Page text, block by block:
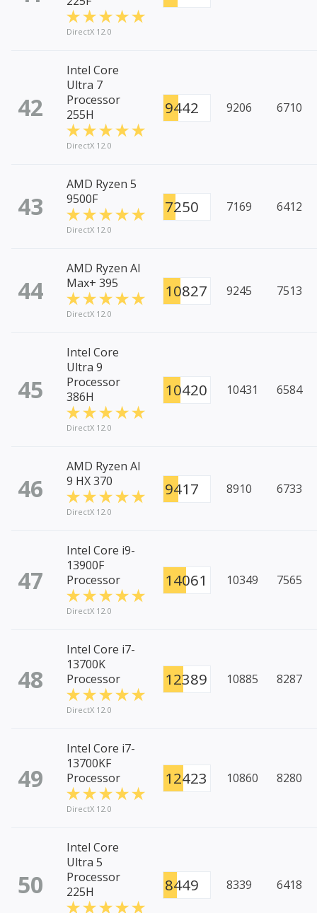
DirectX 12.0
42
Intel Core
Ultra 7
Processor
255H
DirectX 12.0
9442 9206 6710
43
AMD Ryzen 5
9500F
DirectX 12.0
7250 7169 6412
44
AMD Ryzen AI
Max+ 395
DirectX 12.0
10827 9245 7513
45
Intel Core
Ultra 9
Processor
386H
DirectX 12.0
10420 10431 6584
46
AMD Ryzen AI
9 HX 370
DirectX 12.0
9417 8910 6733
47
Intel Core i9-
13900F
Processor
DirectX 12.0
14061 10349 7565
48
Intel Core i7-
13700K
Processor
DirectX 12.0
12389 10885 8287
49
Intel Core i7-
13700KF
Processor
DirectX 12.0
12423 10860 8280
50
Intel Core
Ultra 5
Processor
225H
8449 8339 6418